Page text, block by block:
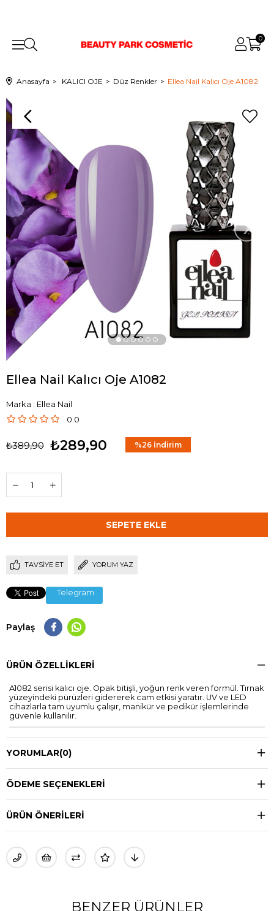
0
Anasayfa KALICI OJE Düz Renkler Ellea Nail Kalıcı Oje A1082
›
Ellea Nail Kalıcı Oje A1082
Marka : Ellea Nail
0.0
₺389,90 ₺289,90 %26 İndirim
TAVSIYE ET YORUM YAZ
Telegram
Paylaş
ÜRÜN ÖZELLIKLERI
A1082 serisi kalıcı oje. Opak bitişli, yoğun renk veren formül. Tırnak
yüzeyindeki pürüzleri gidererek cam etkisi yaratır. UV ve LED
cihazlarla tam uyumlu çalışır, manikür ve pedikür işlemlerinde
güvenle kullanılır.
YORUMLAR(0)
ÖDEME SEÇENEKLERI
ÜRÜN ÖNERILERI
BENZER ÜRÜNLER